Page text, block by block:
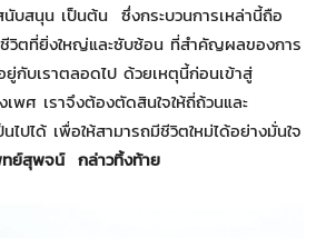
นับสนุน เป็นต้น ซึ่งกระบวนการเหล่านี้ถือ
ชีวิตที่ยิ่งใหญ่และซับซ้อน ที่สำคัญผลของการ
กับเราตลอดไป ด้วยเหตุนี้ก่อนเข้าสู่
พศ เราจึงต้องตัดสินใจให้ถี่ถ้วนและ
ไปได้ เพื่อให้สามารถมีชีวิตใหม่ได้อย่างมั่นใจ
ย์สุพจน์ กล่าวทิ้งท้าย